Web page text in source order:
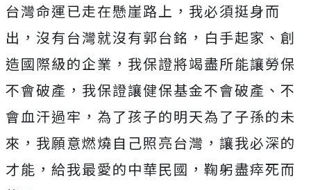
台灣命運已走在懸崖路上，我必須挺身而
出，沒有台灣就沒有郭台銘，白手起家、創
造國際級的企業，我保證將竭盡所能讓勞保
不會破產，我保證讓健保基金不會破產、不
會血汗過牢，為了孩子的明天為了子孫的未
來，我願意燃燒自己照亮台灣，讓我必深的
才能，給我最愛的中華民國，鞠躬盡瘁死而